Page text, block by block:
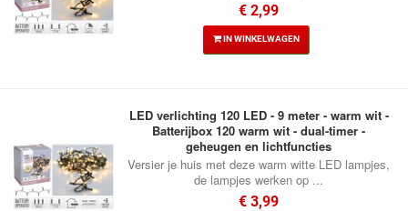
€ 2,99
IN WINKELWAGEN
LED verlichting 120 LED - 9 meter - warm wit -
Batterijbox 120 warm wit - dual-timer -
geheugen en lichtfuncties
Versier je huis met deze warm witte LED lampjes,
de lampjes werken op ...
€ 3,99